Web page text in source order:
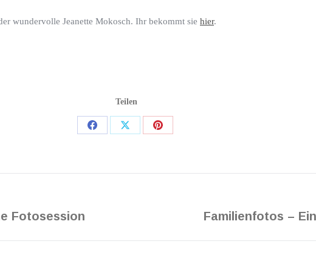
wundervolle Jeanette Mokosch. Ihr bekommt sie hier.
Teilen
Share
Share
Share
Fotosession Familienfotos –